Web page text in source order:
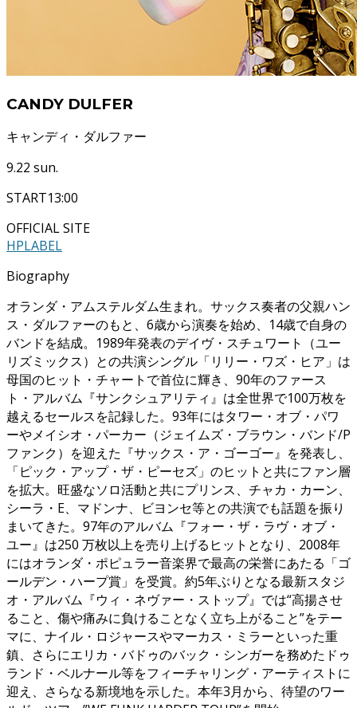
CANDY DULFER
キャンディ・ダルファー
9.22 sun.
START13:00
OFFICIAL SITE
HPLABEL
Biography
オランダ・アムステルダム生まれ。サックス奏者の父親ハン
ス・ダルファーのもと、6歳から演奏を始め、14歳で自身の
バンドを結成。1989年発表のデイヴ・スチュワート（ユー
リズミックス）との共演シングル「リリー・ワズ・ヒア」は
母国のヒット・チャートで首位に輝き、90年のファース
ト・アルバム『サンクシュアリティ』は全世界で100万枚を
越えるセールスを記録した。93年にはタワー・オブ・パワ
ーやメイシオ・パーカー（ジェイムズ・ブラウン・バンド/P
ファンク）を迎えた『サックス・ア・ゴーゴー』を発表し、
「ピック・アップ・ザ・ピーセズ」のヒットと共にファン層
を拡大。旺盛なソロ活動と共にプリンス、チャカ・カーン、
シーラ・E、マドンナ、ビヨンセ等との共演でも話題を振り
まいてきた。97年のアルバム『フォー・ザ・ラヴ・オブ・
ユー』は250 万枚以上を売り上げるヒットとなり、2008年
にはオランダ・ポピュラー音楽界で最高の栄誉にあたる「ゴ
ールデン・ハープ賞」を受賞。約5年ぶりとなる最新スタジ
オ・アルバム『ウィ・ネヴァー・ストップ』では“高揚させ
ること、傷や痛みに負けることなく立ち上がること”をテー
マに、ナイル・ロジャースやマーカス・ミラーといった重
鎮、さらにエリカ・バドゥのバック・シンガーを務めたドゥ
ランド・ベルナール等をフィーチャリング・アーティストに
迎え、さらなる新境地を示した。本年3月から、待望のワー